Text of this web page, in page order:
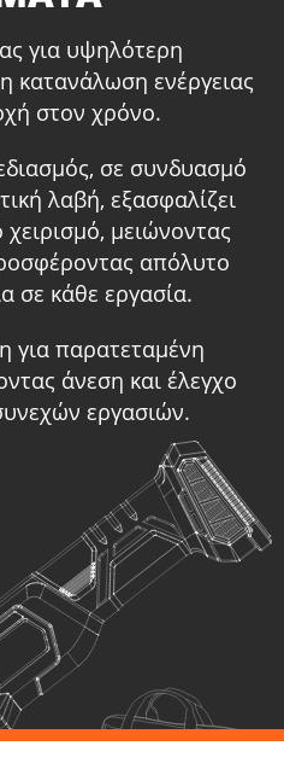
εργασίες.
για υψηλότερη
κατανάλωση ενέργειας
στον χρόνο.
σε συνδυασμό
λαβή, εξασφαλίζει
μειώνοντας
απόλυτο
σε κάθε εργασία.
για παρατεταμένη
άνεση και έλεγχο
εργασιών.